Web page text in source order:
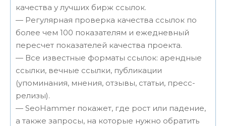
качества у лучших бирж ссылок.
— Регулярная проверка качества ссылок по
более чем 100 показателям и ежедневный
пересчет показателей качества проекта.
— Все известные форматы ссылок: арендные
ссылки, вечные ссылки, публикации
(упоминания, мнения, отзывы, статьи, пресс-
релизы).
— SeoHammer покажет, где рост или падение,
а также запросы, на которые нужно обратить